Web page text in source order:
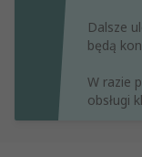
Dalsze
będą
W razie
obsługi